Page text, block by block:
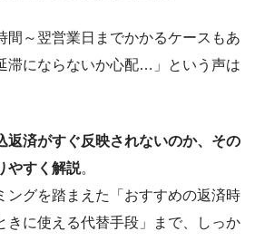
間～翌営業日までかかるケースもあ
滞にならないか心配…」という声は
返済がすぐ反映されないのか、その
やすく解説。
ングを踏まえた「おすすめの返済時
きに使える代替手段」まで、しっか